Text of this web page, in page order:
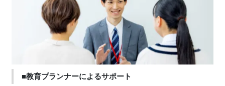
■教育プランナーによるサポート